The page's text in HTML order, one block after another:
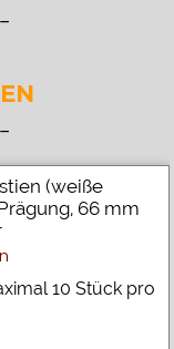
(weiße
66 mm
10 Stück pro